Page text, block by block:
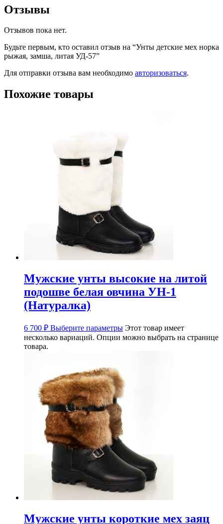
Отзывы
Отзывов пока нет.
Будьте первым, кто оставил отзыв на “Унты детские мех норка
рыжая, замша, литая УД-57”
Для отправки отзыва вам необходимо авторизоваться.
Похожие товары
Мужские унты высокие на литой
подошве белая овчина УН-1
(Натуралка)
6 700 ₽ Выберите параметры Этот товар имеет
несколько вариаций. Опции можно выбрать на странице
товара.
Мужские унты короткие мех заяц